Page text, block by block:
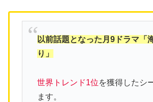
以前話題となった月9ドラマ「
り」
世界トレンド1位を獲得したシ
ます。